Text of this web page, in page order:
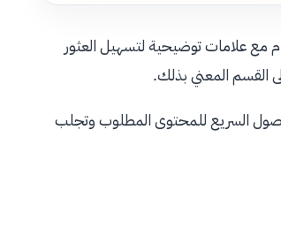
علامات توضيحية لتسهيل العثور
القسم المعني بذلك.
السريع للمحتوى المطلوب وتجلب